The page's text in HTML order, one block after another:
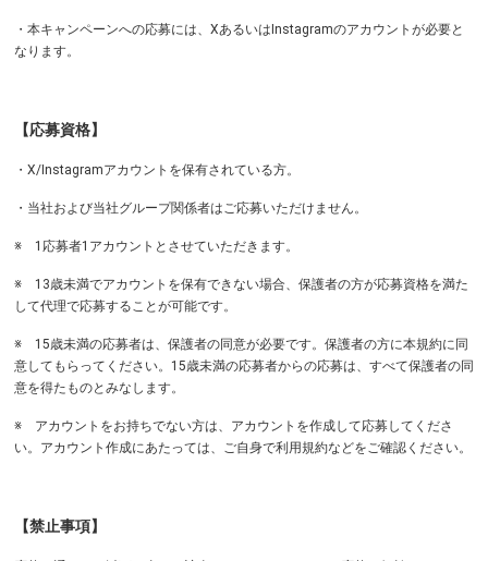
・本キャンペーンへの応募には、XあるいはInstagramのアカウントが必要と
なります。
【応募資格】
・X/Instagramアカウントを保有されている方。
・当社および当社グループ関係者はご応募いただけません。
※ 1応募者1アカウントとさせていただきます。
※ 13歳未満でアカウントを保有できない場合、保護者の方が応募資格を満た
して代理で応募することが可能です。
※ 15歳未満の応募者は、保護者の同意が必要です。保護者の方に本規約に同
意してもらってください。15歳未満の応募者からの応募は、すべて保護者の同
意を得たものとみなします。
※ アカウントをお持ちでない方は、アカウントを作成して応募してくださ
い。アカウント作成にあたっては、ご自身で利用規約などをご確認ください。
【禁止事項】